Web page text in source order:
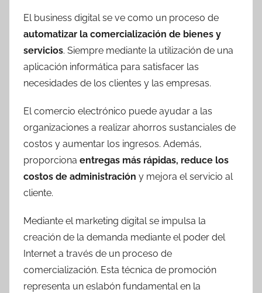
El business digital se ve como un proceso de
automatizar la comercialización de bienes y
servicios. Siempre mediante la utilización de una
aplicación informática para satisfacer las
necesidades de los clientes y las empresas.
El comercio electrónico puede ayudar a las
organizaciones a realizar ahorros sustanciales de
costos y aumentar los ingresos. Además,
proporciona entregas más rápidas, reduce los
costos de administración y mejora el servicio al
cliente.
Mediante el marketing digital se impulsa la
creación de la demanda mediante el poder del
Internet a través de un proceso de
comercialización. Esta técnica de promoción
representa un eslabón fundamental en la